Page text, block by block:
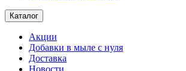
Каталог
Акции
Добавки в мыле с нуля
Доставка
Новости